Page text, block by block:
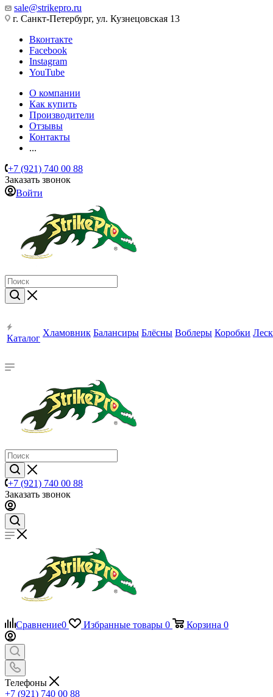
sale@strikepro.ru
г. Санкт-Петербург, ул. Кузнецовская 13
Вконтакте
Facebook
Instagram
YouTube
О компании
Как купить
Производители
Отзывы
Контакты
...
+7 (921) 740 00 88
Заказать звонок
Войти
Каталог
Хламовник Балансиры Блёсны Воблеры Коробки
+7 (921) 740 00 88
Заказать звонок
Сравнение0 Избранные товары 0 Корзина 0
Телефоны
+7 (921) 740 00 88